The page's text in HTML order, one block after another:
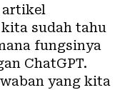
artikel
kita sudah tahu
fungsinya
ChatGPT.
yang kita